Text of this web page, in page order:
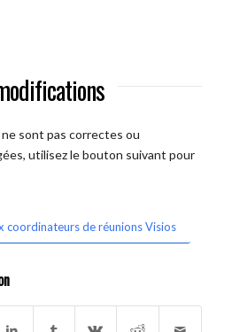
sont pas correctes ou
utilisez le bouton suivant pour
coordinateurs de réunions Visios